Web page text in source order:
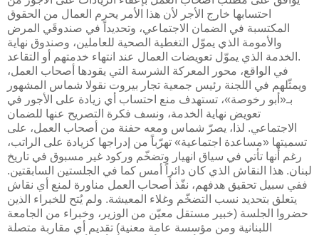
احتسابها خارج الأجر لأن هذا الأمر يحرم العمال من الحقوق
المكتسبة في الضمان الاجتماعي، وتحديداً في صندوقَي المرض
والأمومة الذي يموّل التغطية الصحية للعاملين، وصندوق نهاية
الخدمة الذي يموّل تعويضات العمال عند انتهاء خدمتهم أو التقاعد.
في الواقع، محور المعركة الشرسة التي يقودها أصحاب العمل،
ويمثّلهم في اللجنة رئيس جمعية تجار بيروت نقولا شماس المشهور
بـ«أبو رخوصة»، تستهدف منع احتساب أي زيادة على الأجور في
تعويض نهاية الخدمة، ونسف فكرة التصريح عنها للضمان
الاجتماعي. لذا، يصرّ شماس ومعه حفنة من أصحاب العمل، على
تسميتها «مساعدة اجتماعية» تهرّباً من إدراجها كزيادة على الراتب،
رغم أنها تأتي في سياق انهيار وتضخّم وركود غير مسبوق في تاريخ
لبنان. هذا النقاش الذي كان دائراً أمس كما في الجلستين السابقتين.
ففي سبيل تحقيق هدفهم، نفّذ أصحاب العمل مناورة لمنع أي نقاش
يتعلق بتحديد نسب التضخّم وغلاء المعيشة. ولم يُتح للخبراء الذين
حضروا الجلسة (خبير مستقل معيّن من الوزير، وخبراء من الجامعة
اللبنانية ومن مؤسسة عامة معنية) تقديم أي مقاربة متصلة